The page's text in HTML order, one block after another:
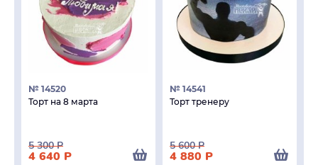
№ 14520
Торт на 8 марта
5 300Р
4 640 Р
№ 14541
Торт тренеру
5 600Р
4 880 Р